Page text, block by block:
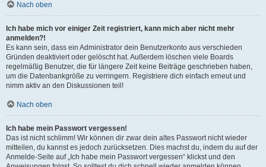
Nach oben
Ich habe mich vor einiger Zeit registriert, kann mich aber nicht mehr
anmelden?!
Es kann sein, dass ein Administrator dein Benutzerkonto aus verschieden
Gründen deaktiviert oder gelöscht hat. Außerdem löschen viele Boards
regelmäßig Benutzer, die für längere Zeit keine Beiträge geschrieben haben,
um die Datenbankgröße zu verringern. Registriere dich einfach erneut und
nimm aktiv an den Diskussionen teil!
Nach oben
Ich habe mein Passwort vergessen!
Das ist nicht schlimm! Wir können dir zwar dein altes Passwort nicht wieder
mitteilen, du kannst es jedoch zurücksetzen. Dies machst du, indem du auf der
Anmelde-Seite auf „Ich habe mein Passwort vergessen“ klickst und den